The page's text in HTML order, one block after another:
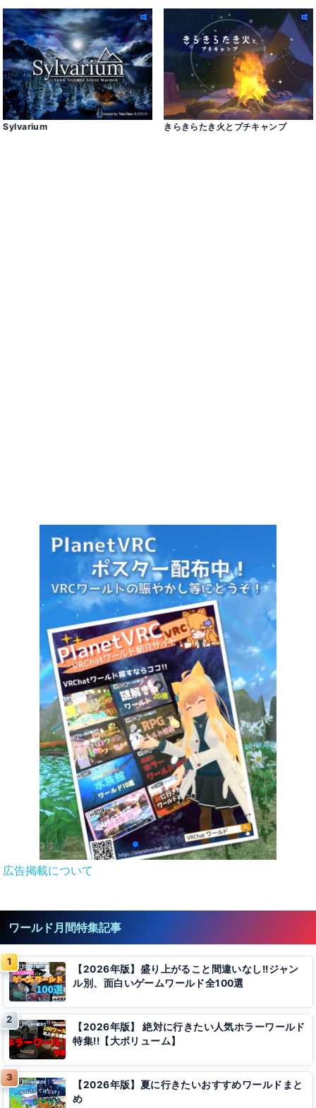
Sylvarium きらきらたき火とプチキャンプ
広告掲載について
ワールド月間特集記事
【2026年版】盛り上がること間違いなし!!ジャン
ル別、面白いゲームワールド全100選
【2026年版】 絶対に行きたい人気ホラーワールド
特集!!【大ボリューム】
【2026年版】夏に行きたいおすすめワールドまと
め